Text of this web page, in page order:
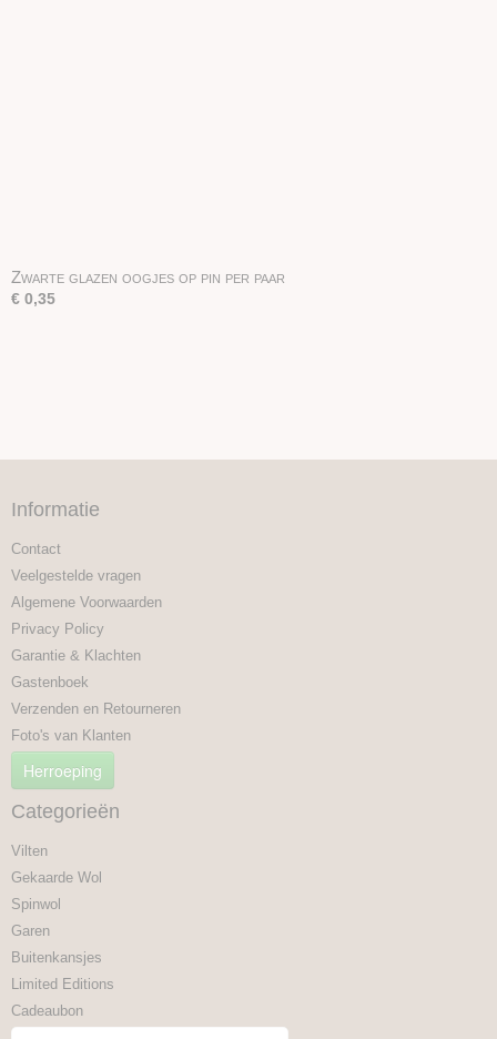
Zwarte glazen oogjes op pin per paar
€ 0,35
Informatie
Contact
Veelgestelde vragen
Algemene Voorwaarden
Privacy Policy
Garantie & Klachten
Gastenboek
Verzenden en Retourneren
Foto's van Klanten
Herroeping
Categorieën
Vilten
Gekaarde Wol
Spinwol
Garen
Buitenkansjes
Limited Editions
Cadeaubon